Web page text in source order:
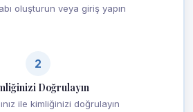
oluşturun veya giriş yapın
2
Doğrulayın
ile kimliğinizi doğrulayın